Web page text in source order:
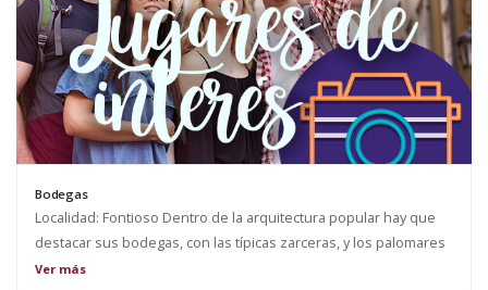
Bodegas
Localidad: Fontioso Dentro de la arquitectura popular hay que
destacar sus bodegas, con las típicas zarceras, y los palomares
que destacan según se entra al pueblo.
Ver más